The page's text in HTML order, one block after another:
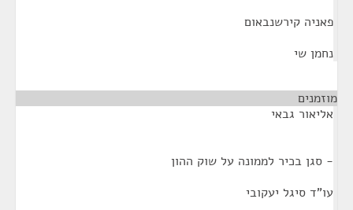
פאניה קירשנבאום
נחמן שי
מוזמנים
אליאור גבאי
- סגן בכיר לממונה על שוק ההון
עו"ד סיגל יעקובי